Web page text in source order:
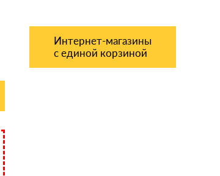
Интернет-магазины
с единой корзиной